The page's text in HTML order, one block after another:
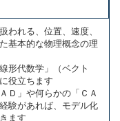
われる、位置、速度、
基本的な物理概念の理
形代数学」（ベクト
役立ちます
Ｄ」や何らかの「ＣＡ
験があれば、モデル化
ます